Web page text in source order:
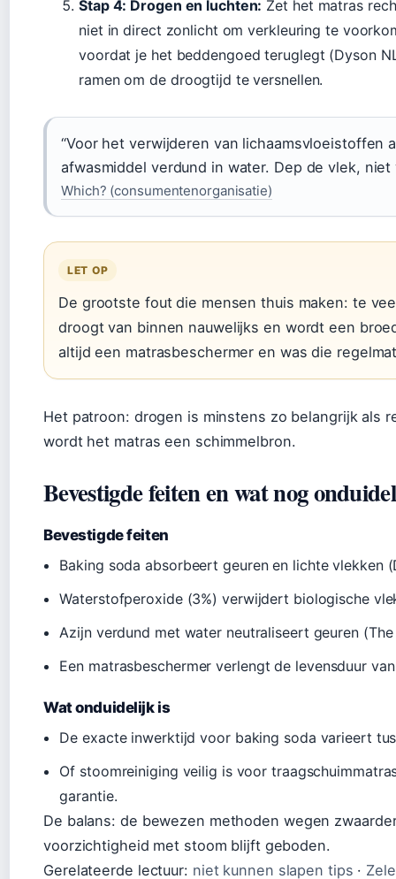
Stap 4: Drogen en luchten: Zet het matras
niet in direct zonlicht om verkleuring te
voordat je het beddengoed teruglegt (Dyson
ramen om de droogtijd te versnellen.
“Voor het verwijderen van lichaamsvloeistoffen
afwasmiddel verdund in water. Dep de vlek,
Which? (consumentenorganisatie)
LET OP
De grootste fout die mensen thuis maken: te
droogt van binnen nauwelijks en wordt een
altijd een matrasbeschermer en was die
Het patroon: drogen is minstens zo belangrijk als
wordt het matras een schimmelbron.
Bevestigde feiten en wat nog
Bevestigde feiten
Baking soda absorbeert geuren en lichte vlekken
Waterstofperoxide (3%) verwijdert biologische
Azijn verdund met water neutraliseert geuren (The
Een matrasbeschermer verlengt de levensduur
Wat onduidelijk is
De exacte inwerktijd voor baking soda varieert
Of stoomreiniging veilig is voor
garantie.
De balans: de bewezen methoden wegen
voorzichtigheid met stoom blijft geboden.
Gerelateerde lectuur: niet kunnen slapen tips ·